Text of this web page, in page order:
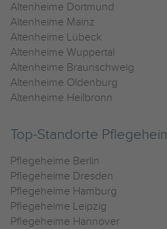
Altenheime Dortmund
Altenheime Mainz
Altenheime Lübeck
Altenheime Wuppertal
Altenheime Braunschweig
Altenheime Oldenburg
Altenheime Heilbronn
Top-Standorte
Pflegeheime Berlin
Pflegeheime Dresden
Pflegeheime Hamburg
Pflegeheime Leipzig
Pflegeheime Hannover